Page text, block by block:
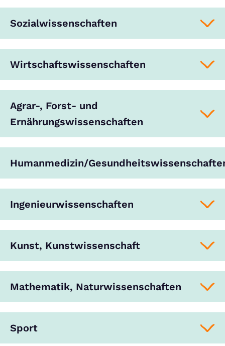
Sozialwissenschaften
Wirtschaftswissenschaften
Agrar-, Forst- und
Ernährungswissenschaften
Humanmedizin/
Ingenieurwissenschaften
Kunst, Kunstwissenschaft
Mathematik, Naturwissenschaften
Sport